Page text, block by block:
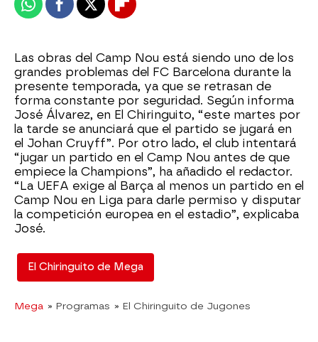
WhatsappFacebook
X Flipboard
Las obras del Camp Nou está siendo uno de los
grandes problemas del FC Barcelona durante la
presente temporada, ya que se retrasan de
forma constante por seguridad. Según informa
José Álvarez, en El Chiringuito, “este martes por
la tarde se anunciará que el partido se jugará en
el Johan Cruyff”. Por otro lado, el club intentará
“jugar un partido en el Camp Nou antes de que
empiece la Champions”, ha añadido el redactor.
“La UEFA exige al Barça al menos un partido en el
Camp Nou en Liga para darle permiso y disputar
la competición europea en el estadio”, explicaba
José.
El Chiringuito de Mega
Mega » Programas » El Chiringuito de Jugones